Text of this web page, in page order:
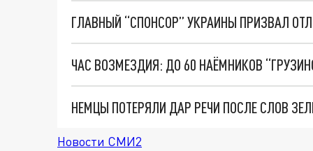
ГЛАВНЫЙ “СПОНСОР” УКРАИНЫ ПРИЗВАЛ
Новости СМИ2